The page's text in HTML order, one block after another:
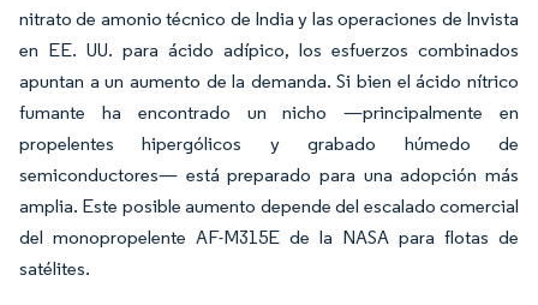
nitrato de amonio técnico de India y las operaciones de Invista
en EE. UU. para ácido adípico, los esfuerzos combinados
apuntan a un aumento de la demanda. Si bien el ácido nítrico
fumante ha encontrado un nicho —principalmente en
propelentes hipergólicos y grabado húmedo de
semiconductores— está preparado para una adopción más
amplia. Este posible aumento depende del escalado comercial
del monopropelente AF-M315E de la NASA para flotas de
satélites.